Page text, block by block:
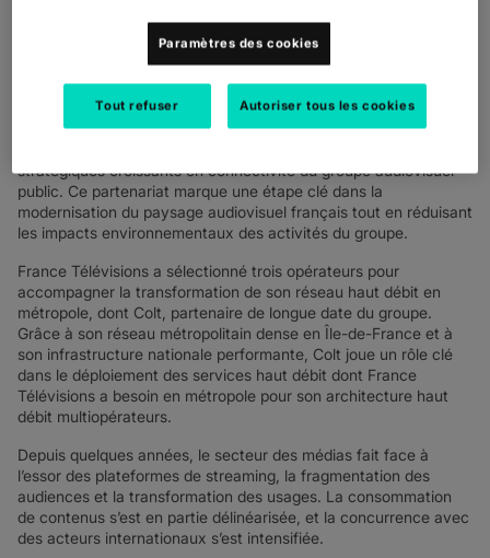
Paris, le 28 mai 2026- Colt Technology Services(Colt), société
internationale d'infrastructure numérique, annonce avoir été
stratégiques croissants en connectivité du groupe audiovisuel
public. Ce partenariat marque une étape clé dans la
modernisation du paysage audiovisuel français tout en réduisant
les impacts environnementaux des activités du groupe.
France Télévisions a sélectionné trois opérateurs pour
accompagner la transformation de son réseau haut débit en
métropole, dont Colt, partenaire de longue date du groupe.
Grâce à son réseau métropolitain dense en Île-de-France et à
son infrastructure nationale performante, Colt joue un rôle clé
dans le déploiement des services haut débit dont France
Télévisions a besoin en métropole pour son architecture haut
débit multiopérateurs.
Depuis quelques années, le secteur des médias fait face à
l’essor des plateformes de streaming, la fragmentation des
audiences et la transformation des usages. La consommation
de contenus s’est en partie délinéarisée, et la concurrence avec
des acteurs internationaux s’est intensifiée.
Paramètres des cookies
Tout refuser Autoriser tous les cookies